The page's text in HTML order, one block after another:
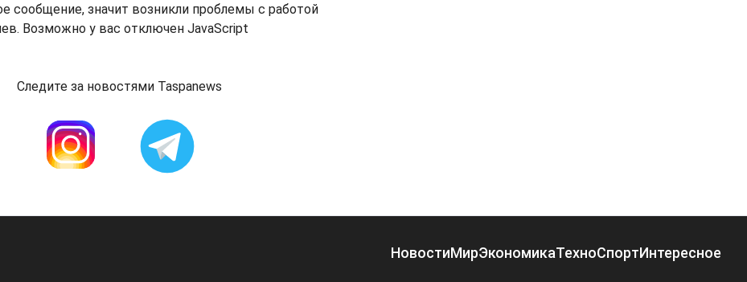
сообщение, значит возникли проблемы с работой
Возможно у вас отключен JavaScript
Следите за новостями Taspanews
НовостиМирЭкономикаТехноСпортИнтересное